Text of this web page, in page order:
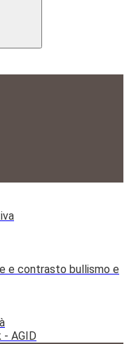
e contrasto bullismo e
AGID